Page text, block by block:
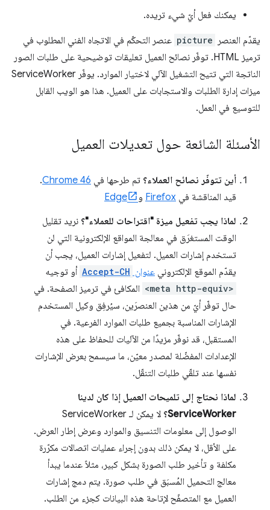
يمكنك فعل أيّ شيء تريده.
يقدّم العنصر picture عنصر التحكّم في الاتجاه الفني المطلوب في
ترميز HTML. توفّر نصائح العميل تعليقات توضيحية على طلبات الصور
الناتجة التي تتيح التشغيل الآلي لاختيار الموارد. يوفّر ServiceWorker
ميزات إدارة الطلبات والاستجابات على العميل. هذا هو الويب القابل
للتوسيع في العمل.
الأسئلة الشائعة حول تعديلات العميل
أين تتوفّر نصائح العملاء؟ تم طرحها في Chrome 46
.
قيد المناقشة في Firefox و
Edge
لماذا يجب تفعيل ميزة "اقتراحات للعملاء"؟ نريد تقليل
الوقت المستغرَق في معالجة المواقع الإلكترونية التي لن
تستخدم إشارات العميل. لتفعيل إشارات العميل، يجب أن
يقدّم الموقع الإلكتروني عنوان Accept-CH أو توجيه
<meta http-equiv> المكافئ في ترميز الصفحة. في
حال توفّر أيّ من هذين العنصرَين، سيُرفِق وكيل المستخدم
الإشارات المناسبة بجميع طلبات الموارد الفرعية. في
المستقبل، قد نوفّر مزيدًا من الآليات للحفاظ على هذه
الإعدادات المفضّلة لمصدر معيّن، ما سيسمح بعرض الإشارات
نفسها عند تلقّي طلبات التنقّل.
لماذا نحتاج إلى تلميحات العميل إذا كان لدينا
ServiceWorker؟
لا يمكن لـ ServiceWorker
الوصول إلى معلومات التنسيق والموارد وعرض إطار العرض.
على الأقل، لا يمكن ذلك بدون إجراء عمليات اتصالات مكرّرة
مكلفة و تأخير طلب الصورة بشكل كبير، مثلاً عندما يبدأ
معالج التحميل المُسبَق في طلب صورة. يتم دمج إشارات
العميل مع المتصفّح لإتاحة هذه البيانات كجزء من الطلب.